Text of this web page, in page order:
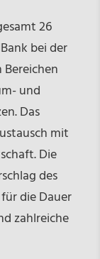
26
bei der
und
Das
mit
Die
des
die Dauer
zahlreiche